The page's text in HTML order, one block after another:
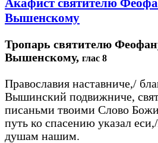
Акафист святителю
Вышенскому
Тропарь святителю
Вышенскому, глас 8
Православия наставниче,/
Вышинский подвижниче,
писаньми твоими Слово
путь ко спасению указал
душам нашим.